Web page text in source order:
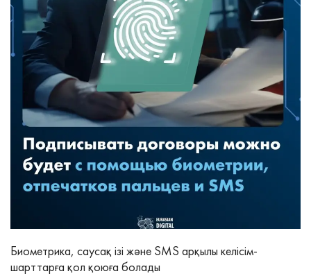
Биометрика, саусақ ізі және SMS арқылы келісім-
шарттарға қол қоюға болады